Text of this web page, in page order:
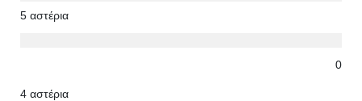
5 αστέρια
0
4 αστέρια